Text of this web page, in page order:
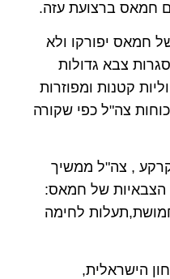
חמאס ברצועת עזה.
חמאס יפורקו ולא
צבא גדולות
קטנות ומפוזרות
צה"ל כפי שקורה
, צה"ל ממשיך
של חמאס:
לחימה
הישראלית,